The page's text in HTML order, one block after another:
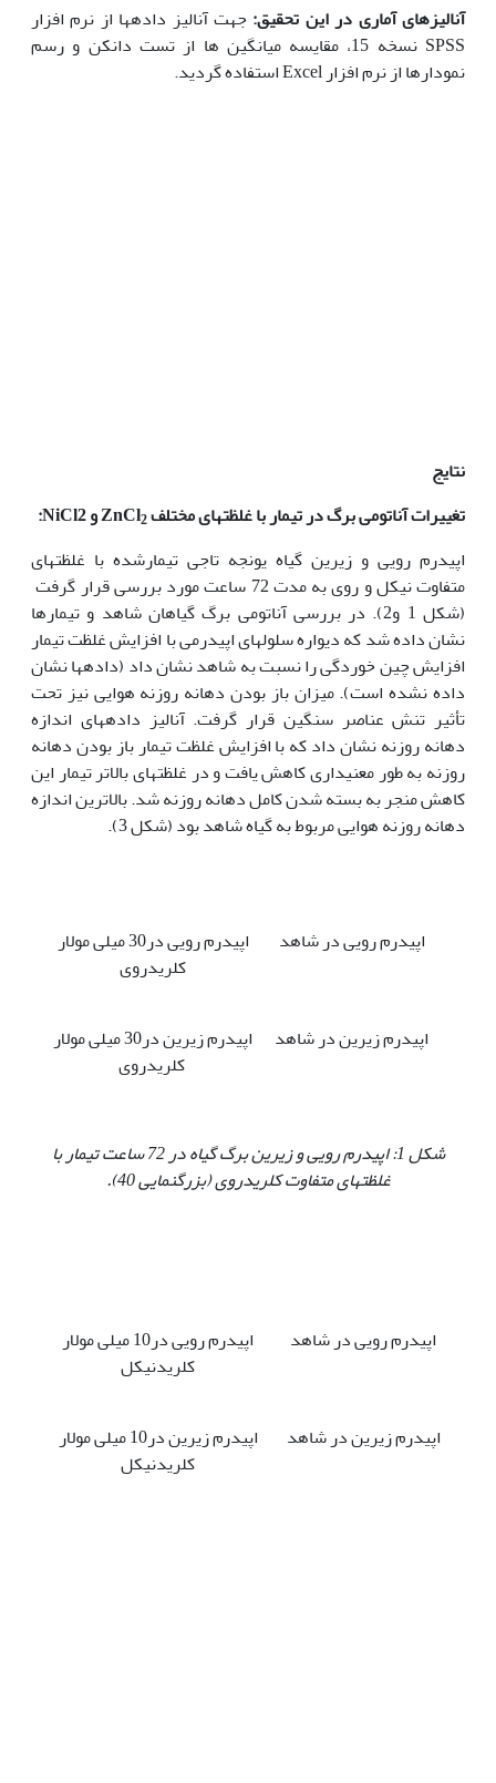
آنالیزهای آماری در این تحقیق: جهت آنالیز داده‏ها از نرم افزار
SPSS نسخه 15، مقایسه میانگین ها از تست دانکن و رسم
نمودارها از نرم افزار Excel استفاده گردید.
نتایج
تغییرات آناتومی برگ در تیمار با غلظت‏های مختلف ZnCl2 وNiCl2
:
اپیدرم رویی و زیرین گیاه یونجه ‏تاجی تیمارشده با غلظت‏های
متفاوت نیکل و روی به مدت 72 ساعت مورد بررسی قرار گرفت
(شکل 1 و2). در بررسی آناتومی برگ گیاهان شاهد و تیمارها
نشان داده شد که دیواره سلول‏های اپیدرمی با افزایش غلظت تیمار
افزایش چین خوردگی را نسبت به شاهد نشان داد (داده‏ها نشان
داده نشده است). میزان باز بودن دهانه روزنه هوایی نیز تحت
تأثیر تنش عناصر سنگین قرار گرفت. آنالیز داده‏های اندازه
دهانه روزنه نشان داد که با افزایش غلظت تیمار باز بودن دهانه
روزنه به طور معنی‏داری کاهش یافت و در غلظت‏های بالاتر تیمار این
کاهش منجر به بسته شدن کامل دهانه روزنه شد. بالاترین اندازه
دهانه روزنه هوایی مربوط به گیاه شاهد بود (شکل 3).
اپیدرم رویی در شاهد
اپیدرم رویی در30 میلی مولار
کلریدروی
اپیدرم زیرین در شاهد
اپیدرم زیرین در30 میلی مولار
کلریدروی
شکل 1: اپیدرم رویی و زیرین برگ گیاه در 72 ساعت تیمار با
غلظت‏های متفاوت کلریدروی (بزرگنمایی 40).
اپیدرم رویی در شاهد
اپیدرم رویی در10 میلی مولار
کلریدنیکل
اپیدرم زیرین در شاهد
اپیدرم زیرین در10 میلی مولار
کلریدنیکل